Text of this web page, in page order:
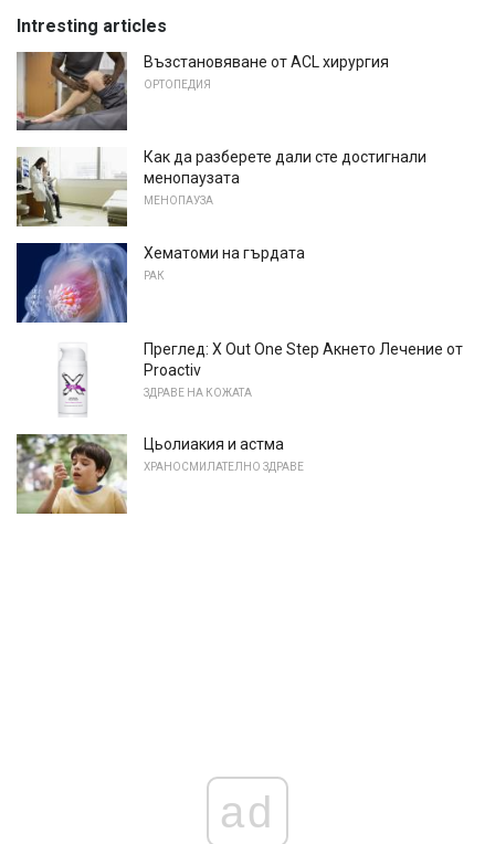
Intresting articles
Възстановяване от ACL хирургия
ОРТОПЕДИЯ
Как да разберете дали сте достигнали
менопаузата
МЕНОПАУЗА
Хематоми на гърдата
РАК
Преглед: X Out One Step Акнето Лечение от
Proactiv
ЗДРАВЕ НА КОЖАТА
Цьолиакия и астма
ХРАНОСМИЛАТЕЛНО ЗДРАВЕ
ad